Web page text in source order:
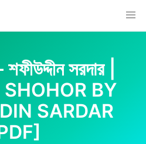
সরদার |
BY
SARDAR